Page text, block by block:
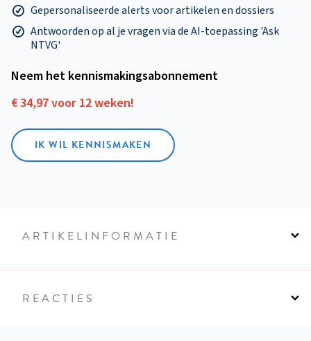
Gepersonaliseerde alerts voor artikelen en dossiers
Antwoorden op al je vragen via de AI-toepassing 'Ask
NTVG'
Neem het kennismakings­abonnement
€ 34,97 voor 12 weken!
IK WIL KENNISMAKEN
ARTIKELINFORMATIE
REACTIES